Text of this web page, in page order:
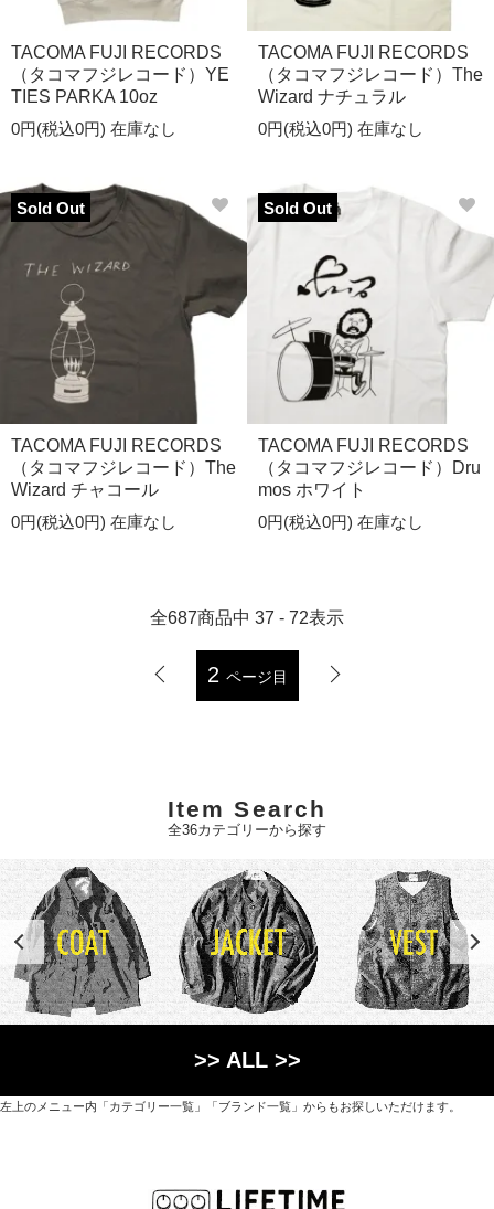
TACOMA FUJI RECORDS
（タコマフジレコード）YE
TIES PARKA 10oz
0円(税込0円) 在庫なし
TACOMA FUJI RECORDS
（タコマフジレコード）The
Wizard ナチュラル
0円(税込0円) 在庫なし
Sold Out
TACOMA FUJI RECORDS
（タコマフジレコード）The
Wizard チャコール
0円(税込0円) 在庫なし
Sold Out
TACOMA FUJI RECORDS
（タコマフジレコード）Dru
mos ホワイト
0円(税込0円) 在庫なし
全687商品中 37 - 72表示
2 ページ目
Item Search
全36カテゴリーから探す
>> ALL >>
左上のメニュー内「カテゴリー一覧」「ブランド一覧」からもお探しいただけます。
オリジナルを含むファッションアイテムが中心の